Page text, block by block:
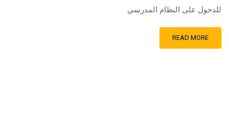
للدخول على النظام المدرسي
READ MORE